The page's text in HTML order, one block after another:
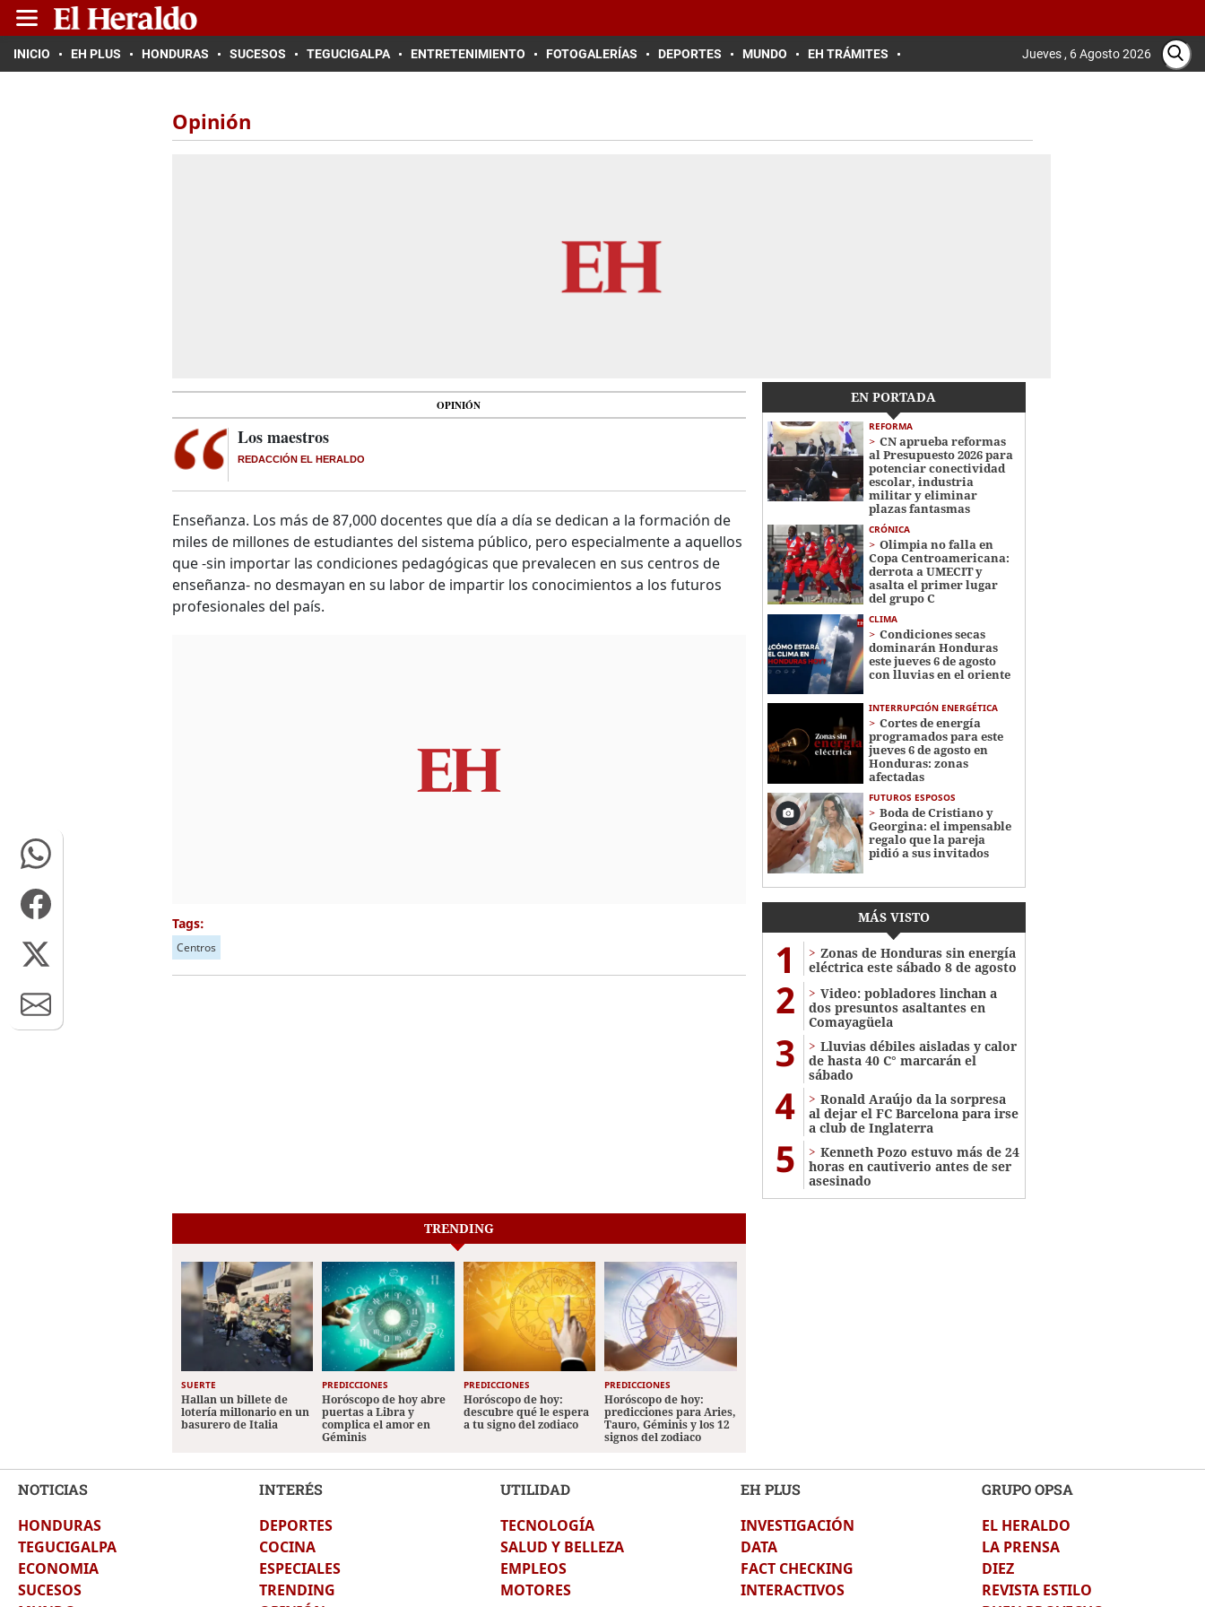
INICIO EH PLUS HONDURAS SUCESOS TEGUCIGALPA ENTRETENIMIENTO FOTOGALERÍAS DEPORTES MUNDO EH TRÁMITES Jueves , 6 Agosto 2026
Opinión
OPINIÓN
Los maestros
REDACCIÓN EL HERALDO
Enseñanza. Los más de 87,000 docentes que día a día se dedican a la formación de
miles de millones de estudiantes del sistema público, pero especialmente a aquellos
que -sin importar las condiciones pedagógicas que prevalecen en sus centros de
enseñanza- no desmayan en su labor de impartir los conocimientos a los futuros
profesionales del país.
Tags:
Centros
EN PORTADA
REFORMA
CN aprueba reformas
al Presupuesto 2026 para
potenciar conectividad
escolar, industria
militar y eliminar
plazas fantasmas
CRÓNICA
Olimpia no falla en
Copa Centroamericana:
derrota a UMECIT y
asalta el primer lugar
del grupo C
CLIMA
Condiciones secas
dominarán Honduras
este jueves 6 de agosto
con lluvias en el oriente
INTERRUPCIÓN ENERGÉTICA
Cortes de energía
programados para este
jueves 6 de agosto en
Honduras: zonas
afectadas
FUTUROS ESPOSOS
Boda de Cristiano y
Georgina: el impensable
regalo que la pareja
pidió a sus invitados
MÁS VISTO
1
Zonas de Honduras sin energía
eléctrica este sábado 8 de agosto
2
Video: pobladores linchan a
dos presuntos asaltantes en
Comayagüela
3
Lluvias débiles aisladas y calor
de hasta 40 C° marcarán el
sábado
4
Ronald Araújo da la sorpresa
al dejar el FC Barcelona para irse
a club de Inglaterra
5
Kenneth Pozo estuvo más de 24
horas en cautiverio antes de ser
asesinado
TRENDING
SUERTE
Hallan un billete de
lotería millonario en un
basurero de Italia
PREDICCIONES
Horóscopo de hoy abre
puertas a Libra y
complica el amor en
Géminis
PREDICCIONES
Horóscopo de hoy:
descubre qué le espera
a tu signo del zodiaco
PREDICCIONES
Horóscopo de hoy:
predicciones para Aries,
Tauro, Géminis y los 12
signos del zodiaco
NOTICIAS
HONDURAS
TEGUCIGALPA
ECONOMIA
SUCESOS
INTERÉS
DEPORTES
COCINA
ESPECIALES
TRENDING
UTILIDAD
TECNOLOGÍA
SALUD Y BELLEZA
EMPLEOS
MOTORES
EH PLUS
INVESTIGACIÓN
DATA
FACT CHECKING
INTERACTIVOS
GRUPO OPSA
EL HERALDO
LA PRENSA
DIEZ
REVISTA ESTILO